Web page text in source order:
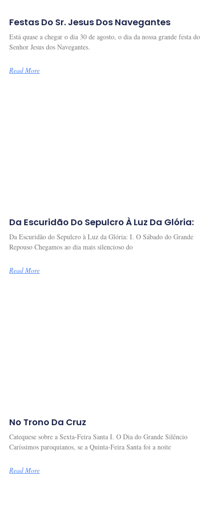
Festas Do Sr. Jesus Dos Navegantes
Está quase a chegar o dia 30 de agosto, o dia da nossa grande festa do
Senhor Jesus dos Navegantes.
Read More
Da Escuridão Do Sepulcro À Luz Da Glória:
Da Escuridão do Sepulcro à Luz da Glória: I. O Sábado do Grande
Repouso Chegamos ao dia mais silencioso do
Read More
No Trono Da Cruz
Catequese sobre a Sexta-Feira Santa I. O Dia do Grande Silêncio
Caríssimos paroquianos, se a Quinta-Feira Santa foi a noite
Read More